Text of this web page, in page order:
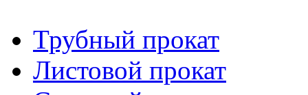
Трубный прокат
Листовой прокат